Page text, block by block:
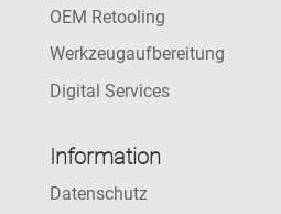
OEM Retooling
Werkzeugaufbereitung
Digital Services
Information
Datenschutz